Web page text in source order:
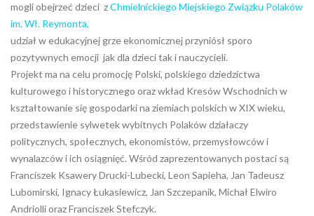
mogli obejrzeć dzieci zChmielnickiego Miejskiego Związku Polaków
im. Wł. Reymonta,
udział w edukacyjnej grze ekonomicznej przyniósł sporo
pozytywnych emocji jak dla dzieci tak i nauczycieli.
Projekt ma na celu promocję Polski, polskiego dziedzictwa
kulturowego i historycznego oraz wkład Kresów Wschodnich w
kształtowanie się gospodarki na ziemiach polskich w XIX wieku,
przedstawienie sylwetek wybitnych Polaków działaczy
politycznych, społecznych, ekonomistów, przemysłowców i
wynalazców i ich osiągnięć. Wśród zaprezentowanych postaci są
Franciszek Ksawery Drucki-Lubecki, Leon Sapieha, Jan Tadeusz
Lubomirski, Ignacy Łukasiewicz, Jan Szczepanik, Michał Elwiro
Andriolli oraz Franciszek Stefczyk.